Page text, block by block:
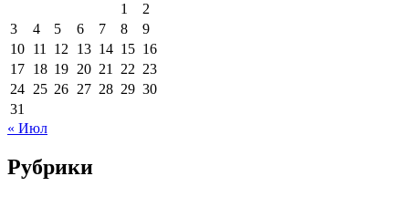
1
2
3
4 5 6 7 8
9
10 11 12 13 14 15 16
17 18 19 20 21 22 23
24 25 26 27 28 29 30
31
« Июл
Рубрики